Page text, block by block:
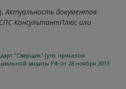
Актуальность документов
КонсультантПлюс или
"Сварщик" (утв. приказом
защиты РФ от 28 ноября 2013